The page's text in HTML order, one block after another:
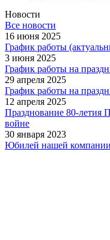
Новости
Все новости
16 июня 2025
График работы
3 июня 2025
График работы на
29 апреля 2025
График работы на
12 апреля 2025
Празднование 80-летия
войне
30 января 2023
Юбилей нашей компании